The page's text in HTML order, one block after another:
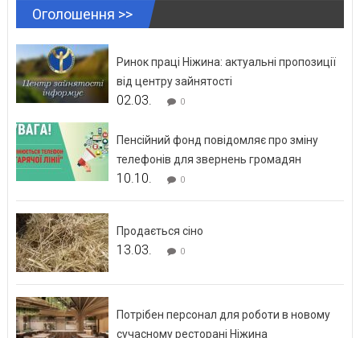
Оголошення >>
Ринок праці Ніжина: актуальні пропозиції
від центру зайнятості
02.03. 0
Пенсійний фонд повідомляє про зміну
телефонів для звернень громадян
10.10. 0
Продається сіно
13.03. 0
Потрібен персонал для роботи в новому
сучасному ресторані Ніжина